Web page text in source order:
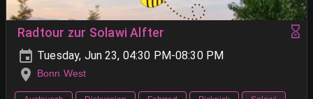
Radtour zur Solawi Alfter
Tuesday, Jun 23, 04:30 PM-08:30 PM
Bonn West